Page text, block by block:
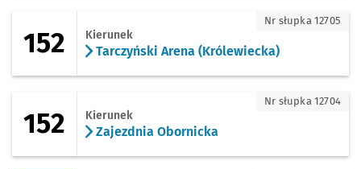
152 - kierunek Tarczyński Arena
152 Kierunek
Tarczyński Arena (Królewiecka)
Nr słupka 12705
152 - kierunek Zajezdnia Obornicka
152 Kierunek
Zajezdnia Obornicka
Nr słupka 12704